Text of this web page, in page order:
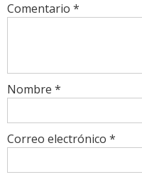
Comentario *
Nombre *
Correo electrónico *